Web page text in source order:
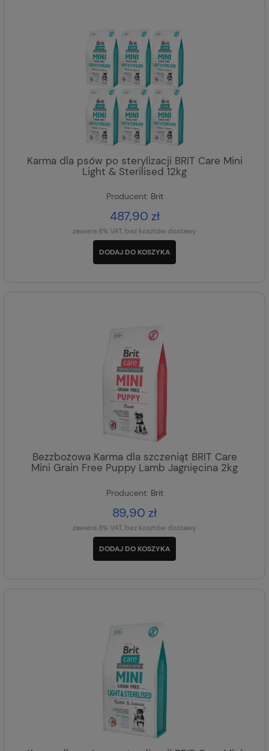
Karma dla psów po sterylizacji BRIT Care Mini
Light & Sterilised 12kg
Producent: Brit
487,90 zł
zawiera 8% VAT, bez kosztów dostawy
DODAJ DO KOSZYKA
Bezzbożowa Karma dla szczeniąt BRIT Care
Mini Grain Free Puppy Lamb Jagnięcina 2kg
Producent: Brit
89,90 zł
zawiera 8% VAT, bez kosztów dostawy
DODAJ DO KOSZYKA